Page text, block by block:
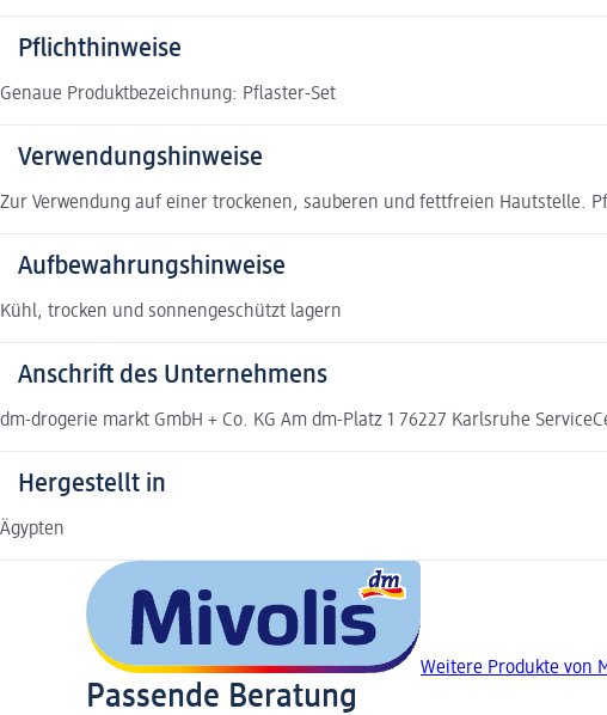
Pflichthinweise
Genaue Produktbezeichnung: Pflaster-Set
Verwendungshinweise
Zur Verwendung auf einer trockenen, sauberen und fettfreien Hautstelle.
Aufbewahrungshinweise
Kühl, trocken und sonnengeschützt lagern
Anschrift des Unternehmens
dm-drogerie markt GmbH + Co. KG Am dm-Platz 1 76227 Karlsruhe
Hergestellt in
Ägypten
Weitere Produkte von
Passende Beratung